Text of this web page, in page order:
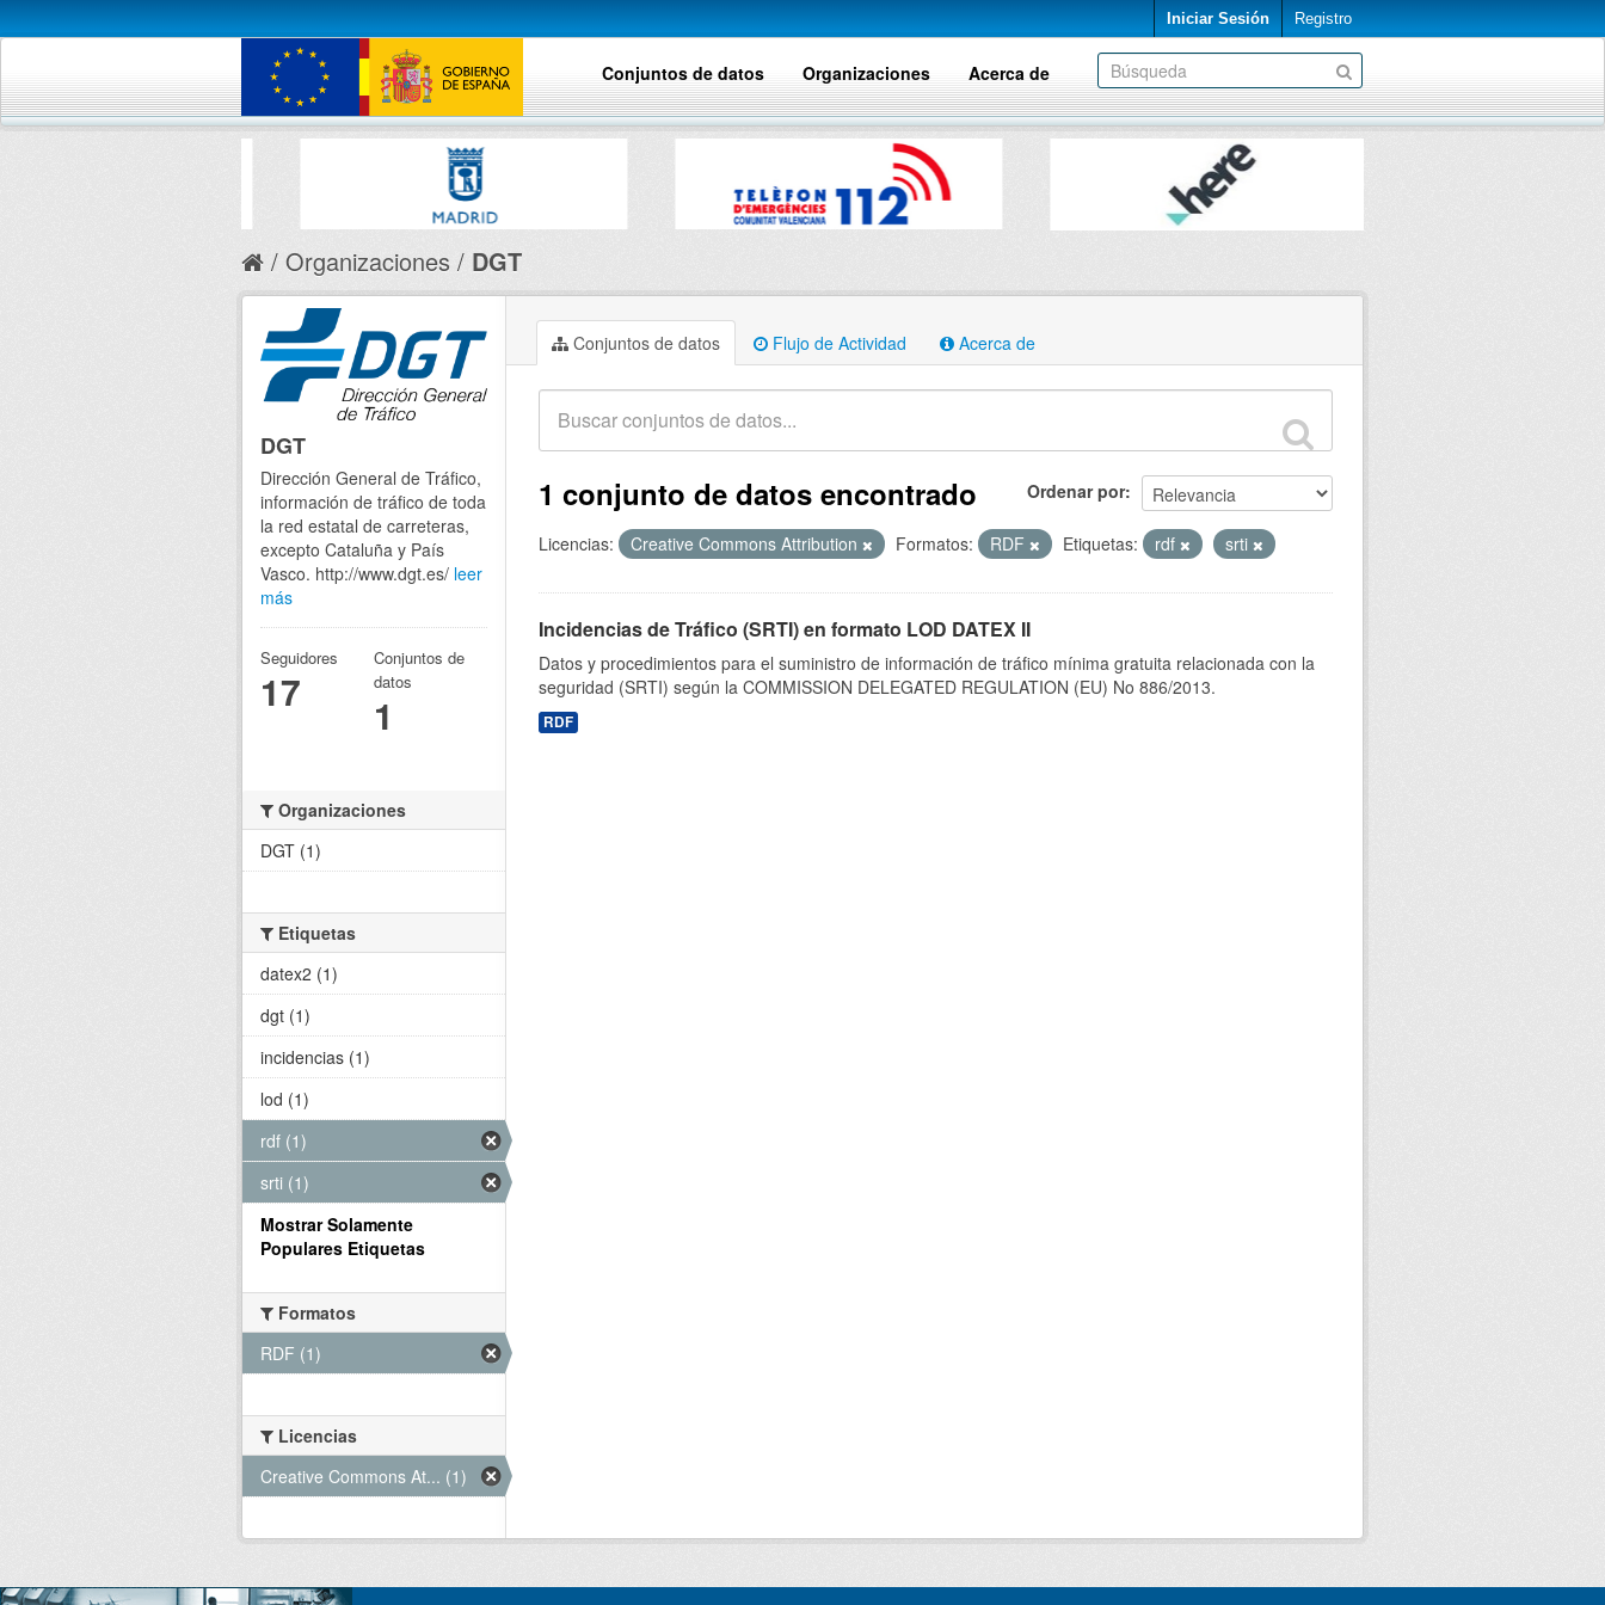
Iniciar Sesión Registro
Conjuntos de datos Organizaciones Acerca de
Organizaciones DGT
Conjuntos de datos Flujo de Actividad Acerca de
Ordenar por
1 conjunto de datos encontrado
Licencias: Creative Commons Attribution Formatos: RDF Etiquetas: rdf srti
Incidencias de Tráfico (SRTI) en formato LOD DATEX II
Datos y procedimientos para el suministro de información de tráfico mínima gratuita relacionada con la
seguridad (SRTI) según la COMMISSION DELEGATED REGULATION (EU) No 886/2013.
RDF
DGT
Dirección General de Tráfico,
información de tráfico de toda
la red estatal de carreteras,
excepto Cataluña y País
Vasco. http://www.dgt.es/ leer
más
Seguidores
17
Conjuntos de
datos
1
Organizaciones
DGT (1)
Etiquetas
datex2 (1)
dgt (1)
incidencias (1)
lod (1)
rdf (1)
srti (1)
Mostrar Solamente
Populares Etiquetas
Formatos
RDF (1)
Licencias
Creative Commons At... (1)